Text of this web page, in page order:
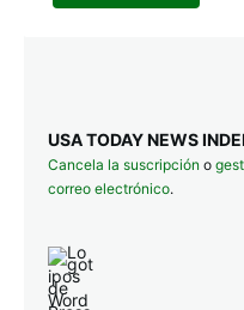
USA TODAY NEWS
Cancela la suscripción o
correo electrónico.